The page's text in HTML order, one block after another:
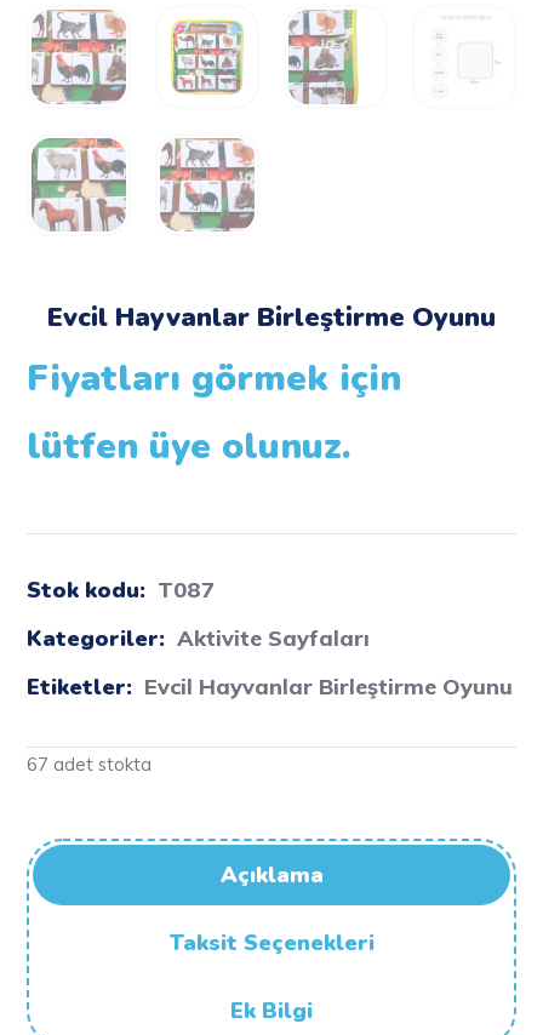
Evcil Hayvanlar Birleştirme Oyunu
Fiyatları görmek için
lütfen üye olunuz.
Stok kodu: T087
Kategoriler: Aktivite Sayfaları
Etiketler: Evcil Hayvanlar Birleştirme Oyunu
67 adet stokta
Açıklama
Taksit Seçenekleri
Ek Bilgi